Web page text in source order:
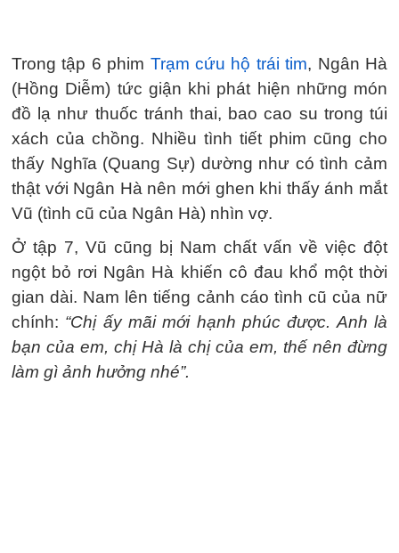
Trong tập 6 phim Trạm cứu hộ trái tim, Ngân Hà
(Hồng Diễm) tức giận khi phát hiện những món
đồ lạ như thuốc tránh thai, bao cao su trong túi
xách của chồng. Nhiều tình tiết phim cũng cho
thấy Nghĩa (Quang Sự) dường như có tình cảm
thật với Ngân Hà nên mới ghen khi thấy ánh mắt
Vũ (tình cũ của Ngân Hà) nhìn vợ.
Ở tập 7, Vũ cũng bị Nam chất vấn về việc đột
ngột bỏ rơi Ngân Hà khiến cô đau khổ một thời
gian dài. Nam lên tiếng cảnh cáo tình cũ của nữ
chính: “Chị ấy mãi mới hạnh phúc được. Anh là
bạn của em, chị Hà là chị của em, thế nên đừng
làm gì ảnh hưởng nhé”.